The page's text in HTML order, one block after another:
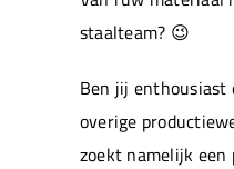
staalteam? 😉
Ben jij enthousiast
overige
zoekt namelijk een